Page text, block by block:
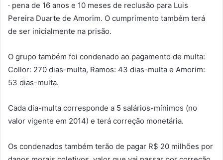
· pena de 16 anos e 10 meses de reclusão para Luis
Pereira Duarte de Amorim. O cumprimento também terá
de ser inicialmente na prisão.
O grupo também foi condenado ao pagamento de multa:
Collor: 270 dias-multa, Ramos: 43 dias-multa e Amorim:
53 dias-multa.
Cada dia-multa corresponde a 5 salários-mínimos (no
valor vigente em 2014) e terá correção monetária.
Os condenados também terão de pagar R$ 20 milhões por